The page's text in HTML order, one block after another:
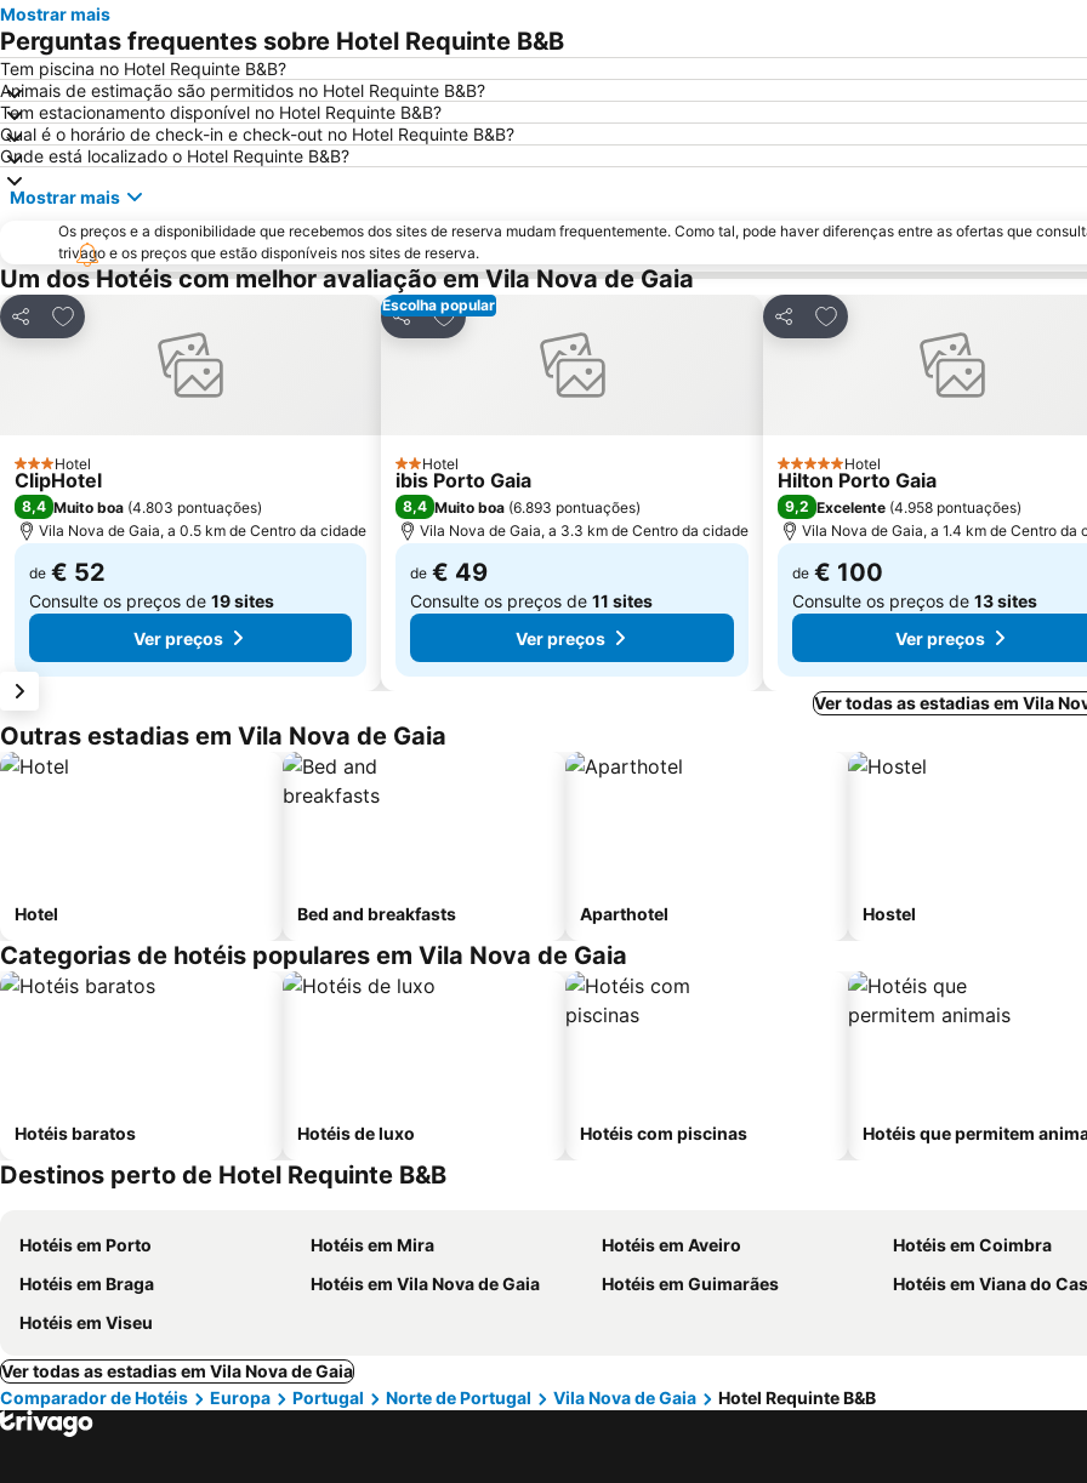
Mostrar mais
Perguntas frequentes sobre Hotel Requinte B&B
Tem piscina no Hotel Requinte B&B?
Animais de estimação são permitidos no Hotel Requinte B&B?
Tem estacionamento disponível no Hotel Requinte B&B?
Qual é o horário de check-in e check-out no Hotel Requinte B&B?
Onde está localizado o Hotel Requinte B&B?
Mostrar mais
Os preços e a disponibilidade que recebemos dos sites de reserva mudam frequentemente. Como tal, pode haver diferenças entre as ofertas que
trivago e os preços que estão disponíveis nos sites de reserva.
Um dos Hotéis com melhor avaliação em Vila Nova de Gaia
Partilhar
Adicionar aos favoritos
3 Estrelas
Hotel
ClipHotel
8,4 Muito boa (4.803 pontuações)
Vila Nova de Gaia, a 0.5 km de Centro da cidade
de € 52
Consulte os preços de 19 sites
Ver preços
Escolha popular
Partilhar
Adicionar aos favoritos
2 Estrelas
Hotel
ibis Porto Gaia
8,4 Muito boa (6.893 pontuações)
Vila Nova de Gaia, a 3.3 km de Centro da cidade
de € 49
Consulte os preços de 11 sites
Ver preços
Partilhar
Adicionar aos favoritos
5 EstrelasHotel
Hilton Porto Gaia
9,2 Excelente (4.958 pontuações)
Vila Nova de Gaia, a 1.4 km de Centro da
de € 100
Consulte os preços de 13 sites
Ver preços
Ver todas as estadias em Vila
Outras estadias em Vila Nova de Gaia
Hotel Bed and breakfasts Aparthotel Hostel
Categorias de hotéis populares em Vila Nova de Gaia
Hotéis baratos Hotéis de luxo Hotéis com piscinas Hotéis que permitem
Destinos perto de Hotel Requinte B&B
Hotéis em Porto Hotéis em Mira Hotéis em Aveiro
Hotéis em Coimbra
Hotéis em Braga
Hotéis em Vila Nova de Gaia Hotéis em Guimarães
Hotéis em Viana do
Hotéis em Viseu
Ver todas as estadias em Vila Nova de Gaia
Comparador de Hotéis
Europa Portugal Norte de Portugal Vila Nova de Gaia Hotel Requinte B&B